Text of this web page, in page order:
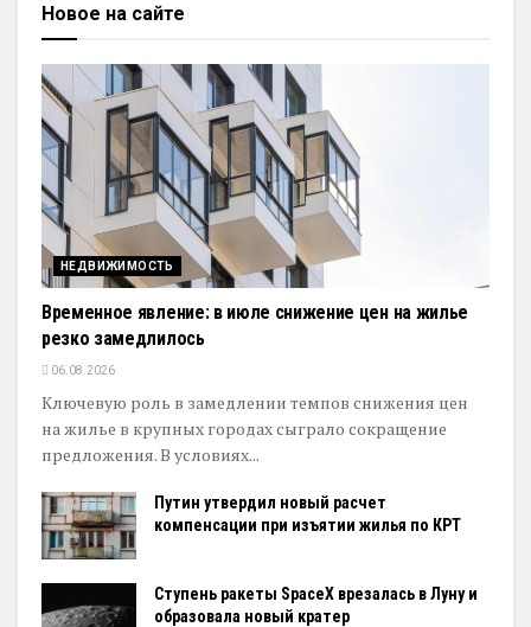
Новое на сайте
НЕДВИЖИМОСТЬ
Временное явление: в июле снижение цен на жилье
резко замедлилось
06.08.2026
Ключевую роль в замедлении темпов снижения цен
на жилье в крупных городах сыграло сокращение
предложения. В условиях...
Путин утвердил новый расчет
компенсации при изъятии жилья по КРТ
Ступень ракеты SpaceX врезалась в Луну и
образовала новый кратер